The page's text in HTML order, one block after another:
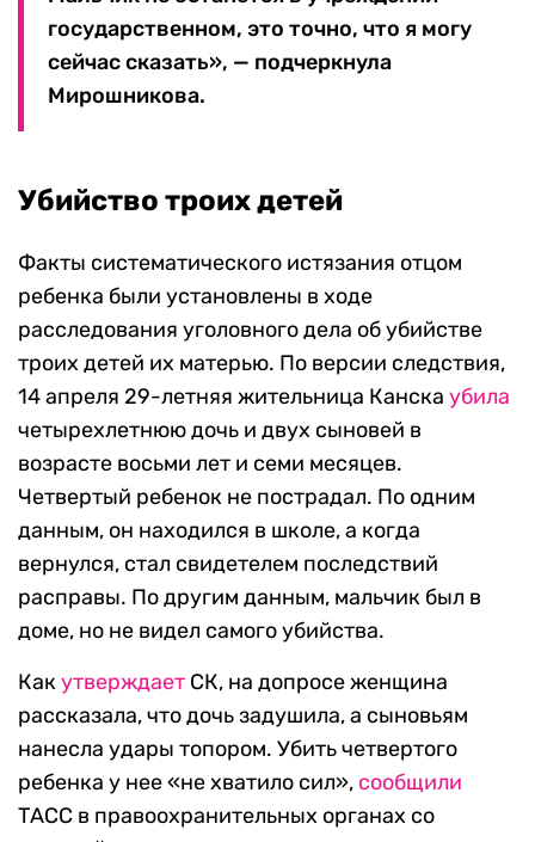
государственном, это точно, что я могу
сейчас сказать», — подчеркнула
Мирошникова.
Убийство троих детей
Факты систематического истязания отцом
ребенка были установлены в ходе
расследования уголовного дела об убийстве
троих детей их матерью. По версии следствия,
14 апреля 29-летняя жительница Канска убила
четырехлетнюю дочь и двух сыновей в
возрасте восьми лет и семи месяцев.
Четвертый ребенок не пострадал. По одним
данным, он находился в школе, а когда
вернулся, стал свидетелем последствий
расправы. По другим данным, мальчик был в
доме, но не видел самого убийства.
Какутверждает СК, на допросе женщина
рассказала, что дочь задушила, а сыновьям
нанесла удары топором. Убить четвертого
ребенка у нее «не хватило сил», сообщили
ТАСС в правоохранительных органах со